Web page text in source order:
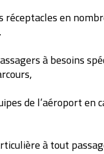
en
à besoins
de l’aéroport en
à tout